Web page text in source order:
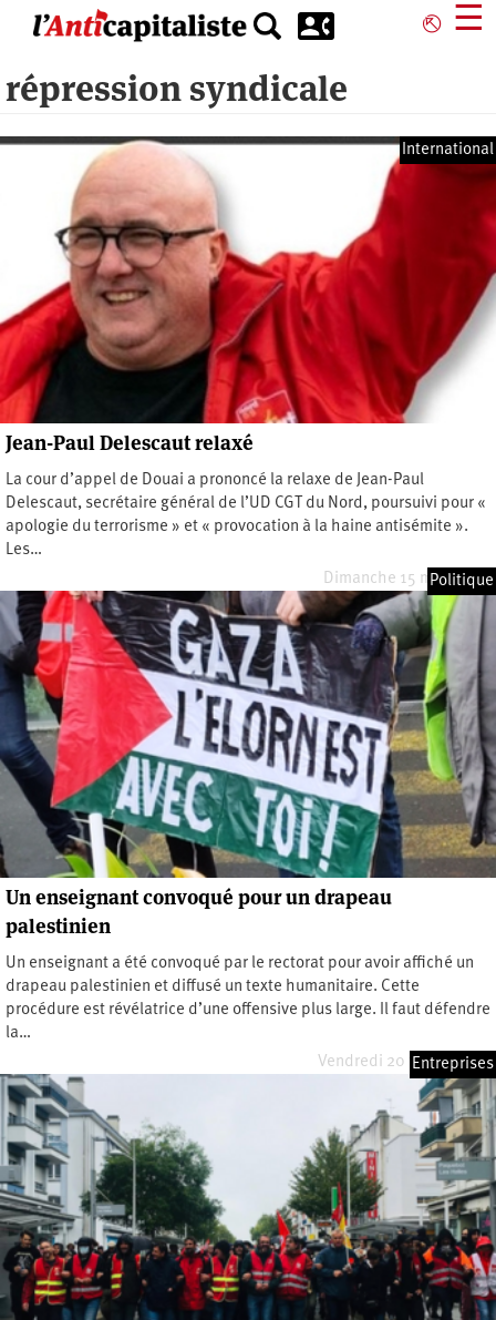
principal
⎋ ☰
répression syndicale
International
Jean-Paul Delescaut relaxé
La cour d’appel de Douai a prononcé la relaxe de Jean-Paul
Delescaut, secrétaire général de l’UD CGT du Nord, poursuivi pour «
apologie du terrorisme » et « provocation à la haine antisémite ».
Les…
Dimanche 15 mars 2026
Politique
Un enseignant convoqué pour un drapeau
palestinien
Un enseignant a été convoqué par le rectorat pour avoir affiché un
drapeau palestinien et diffusé un texte humanitaire. Cette
procédure est révélatrice d’une offensive plus large. Il faut défendre
la…
Vendredi 20 février 2026
Entreprises